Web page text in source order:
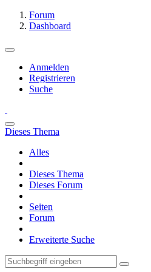
Forum
Dashboard
Anmelden
Registrieren
Suche
Dieses Thema
Alles
Dieses Thema
Dieses Forum
Seiten
Forum
Erweiterte Suche